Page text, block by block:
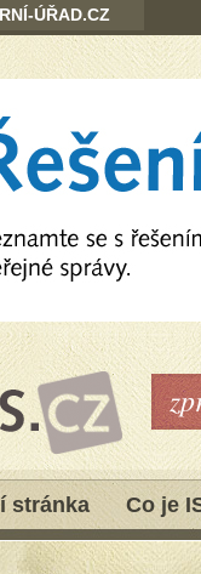
stránka Co je
ÚŘAD.CZ